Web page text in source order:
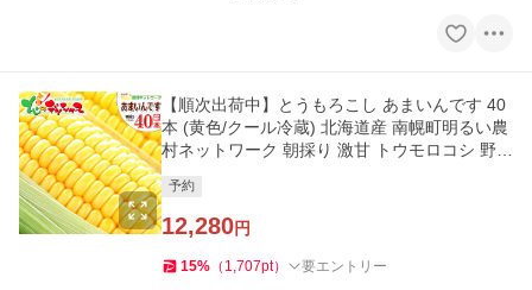
【順次出荷中】とうもろこし あまいんです 40
本 (黄色/クール冷蔵) 北海道産 南幌町明るい農
村ネットワーク 朝採り 激甘 トウモロコシ 野菜
予約
12,280円
15% （ 1,707pt） 要エントリー